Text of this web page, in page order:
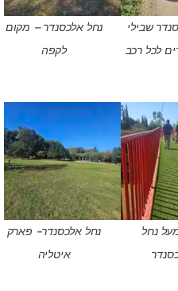
שבילי
לכל רכב
נחל אלכסנדר – מקום
לקפה
נחל
נחל אלכסנדר- פארק
איטליה